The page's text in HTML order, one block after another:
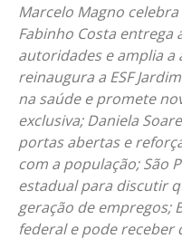
Marcelo Magno
Fabinho Costa entrega
autoridades e amplia a
reinaugura a ESF
na saúde e promete
exclusiva; Daniela
portas abertas e
com a população; São
estadual para discutir
geração de empregos;
federal e pode receber